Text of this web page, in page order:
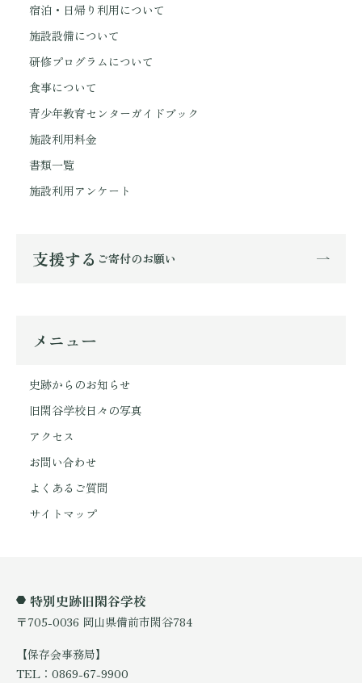
宿泊・日帰り利用について
施設設備について
研修プログラムについて
食事について
青少年教育センターガイドブック
施設利用料金
書類一覧
施設利用アンケート
支援する ご寄付のお願い
メニュー
史跡からのお知らせ
旧閑谷学校日々の写真
アクセス
お問い合わせ
よくあるご質問
サイトマップ
特別史跡旧閑谷学校
〒705-0036 岡山県備前市閑谷784
【保存会事務局】
TEL：0869-67-9900